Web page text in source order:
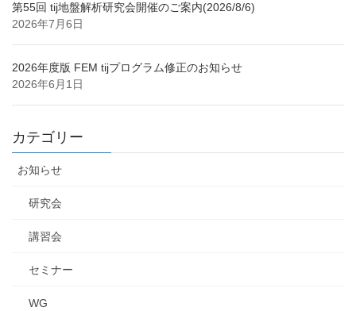
第55回 tij地盤解析研究会開催のご案内(2026/8/6)
2026年7月6日
2026年度版 FEM tijプログラム修正のお知らせ
2026年6月1日
カテゴリー
お知らせ
研究会
講習会
セミナー
WG